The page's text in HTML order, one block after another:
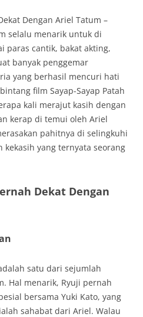
Dengan Ariel Tatum –
selalu menarik untuk di
paras cantik, bakat akting,
banyak penggemar
yang berhasil mencuri hati
film Sayap-Sayap Patah
kali merajut kasih dengan
kerap di temui oleh Ariel
pahitnya di selingkuhi
yang ternyata seorang
Dekat Dengan
satu dari sejumlah
Hal menarik, Ryuji pernah
bersama Yuki Kato, yang
sahabat dari Ariel. Walau